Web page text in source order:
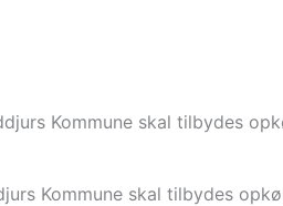
Kommune skal tilbydes